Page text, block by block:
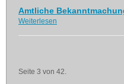
Amtliche
Weiterlesen
Seite 3 von 42.